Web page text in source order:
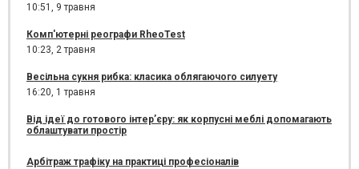
10:51, 9 травня
Комп'ютерні реографи RheoTest
10:23, 2 травня
Весільна сукня рибка: класика облягаючого силуету
16:20, 1 травня
Від ідеї до готового інтер’єру: як корпусні меблі допомагають
облаштувати простір
Арбітраж трафіку на практиці професіоналів